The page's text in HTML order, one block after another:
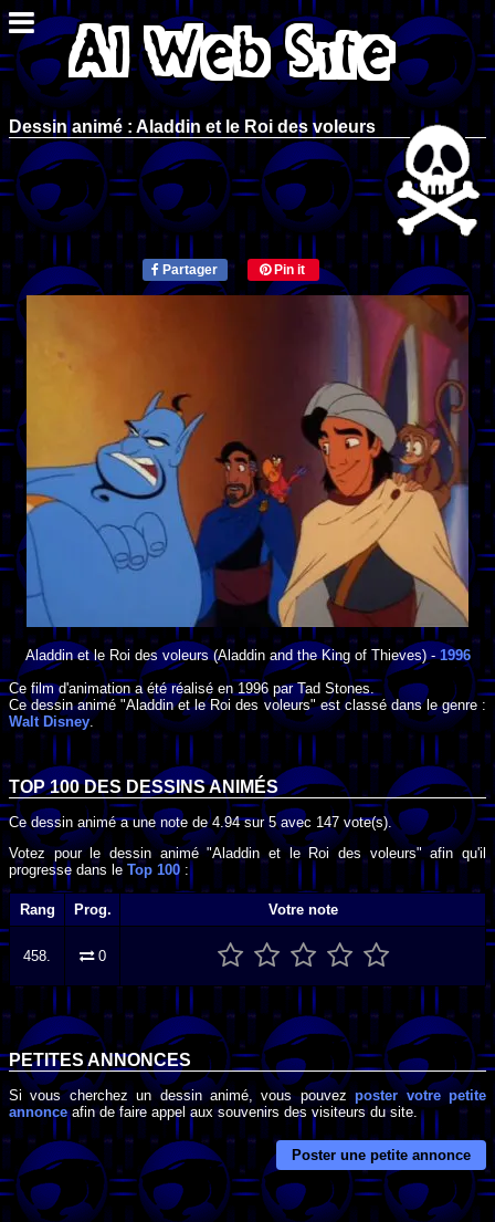
Dessin animé : Aladdin et le Roi des voleurs
Partager Pin it
Aladdin et le Roi des voleurs (Aladdin and the King of Thieves) -1996
Ce film d'animation a été réalisé en 1996 parTad Stones
Ce dessin animé "Aladdin et le Roi des voleurs" est classé dans le genre :
Walt Disney.
TOP 100 DES DESSINS ANIMÉS
Ce dessin animé a une note de4.94sur5avec 147 vote(s).
Votez pour le dessin animé "Aladdin et le Roi des voleurs" afin qu'il
progresse dans le Top 100 :
Rang Prog. Votre note
458. 0
PETITES ANNONCES
Si vous cherchez un dessin animé, vous pouvezposter votre petite
annonceafin de faire appel aux souvenirs des visiteurs du site.
Poster une petite annonce